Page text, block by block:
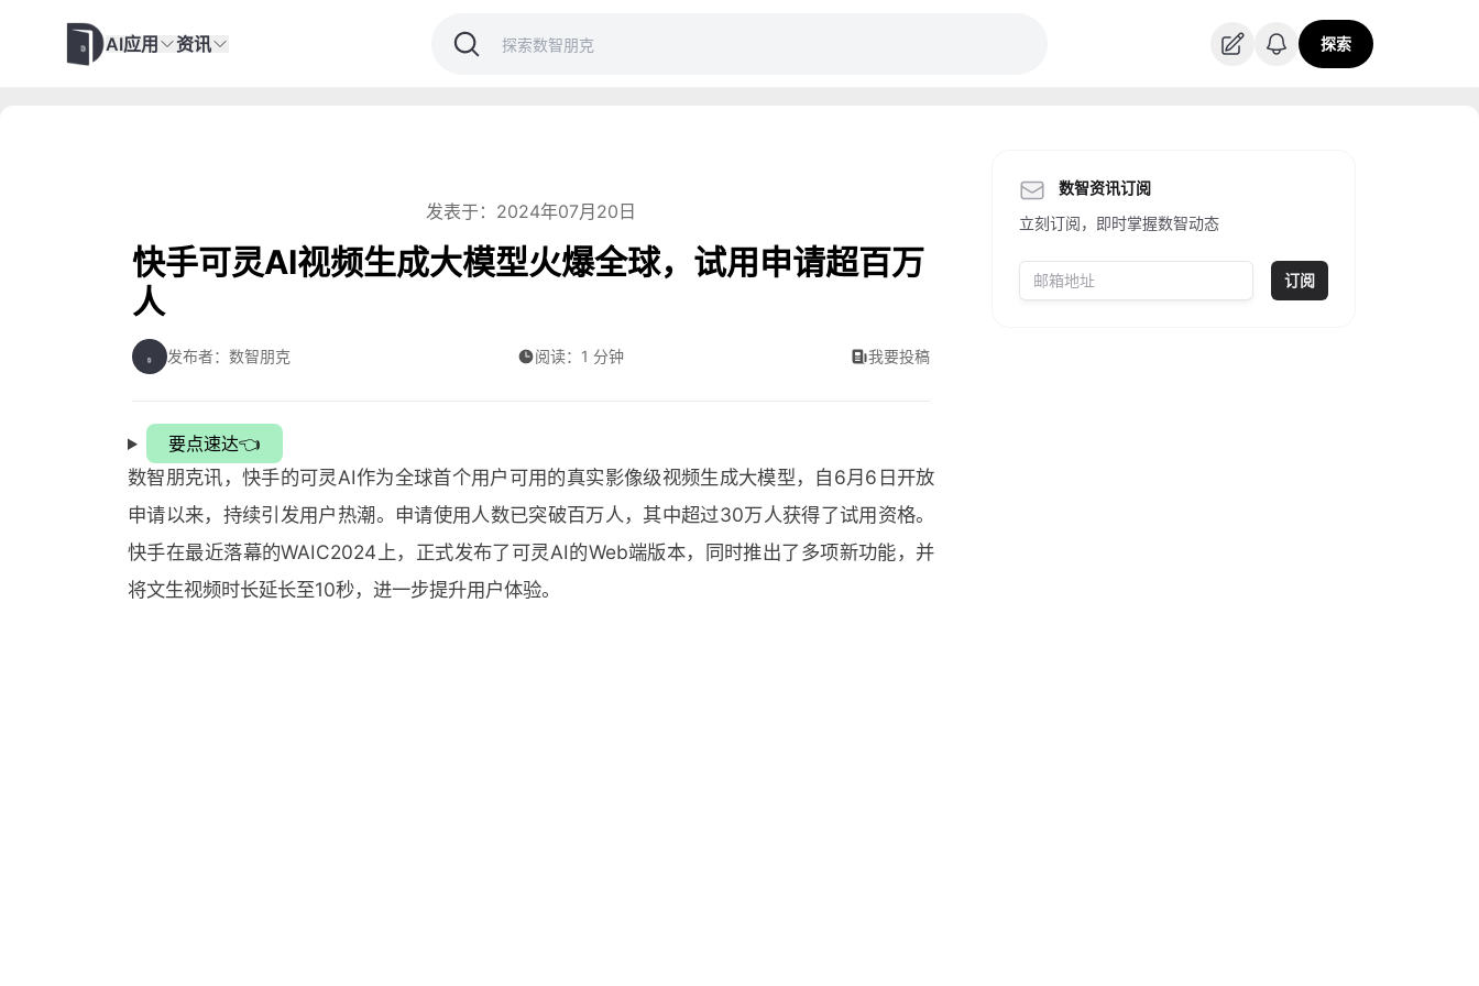
AI应用 资讯 探索
发表于：2024年07月20日
快手可灵AI视频生成大模型火爆全球，试用申请超百万
人
发布者：数智朋克 阅读：1 分钟 我要投稿
要点速达👈
数智朋克讯，快手的可灵AI作为全球首个用户可用的真实影像级视频生成大模型，自6月6日开放
申请以来，持续引发用户热潮。申请使用人数已突破百万人，其中超过30万人获得了试用资格。
快手在最近落幕的WAIC2024上，正式发布了可灵AI的Web端版本，同时推出了多项新功能，并
将文生视频时长延长至10秒，进一步提升用户体验。
数智资讯订阅
立刻订阅，即时掌握数智动态
订阅